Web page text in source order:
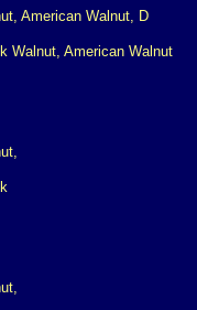
Walnut, American Walnut